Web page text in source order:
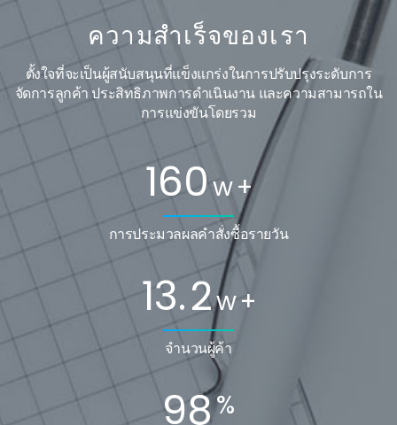
ความสำเร็จของเรา
ตั้งใจที่จะเป็นผู้สนับสนุนที่แข็งแกร่งในการปรับปรุงระดับการ
จัดการลูกค้า ประสิทธิภาพการดำเนินงาน และความสามารถใน
การแข่งขันโดยรวม
160w+
การประมวลผลคำสั่งซื้อรายวัน
13.2w+
จำนวนผู้ค้า
98%